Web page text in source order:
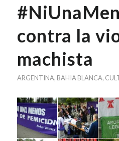
contra la
machista
ARGENTINA, BAHIA BLANCA,